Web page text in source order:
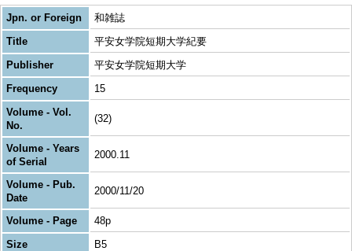
Jpn. or Foreign
和雑誌
Title
平安女学院短期大学紀要
Publisher
平安女学院短期大学
Frequency
15
Volume - Vol.
No.
(32)
Volume - Years
of Serial
2000.11
Volume - Pub.
Date
2000/11/20
Volume - Page
48p
Size
B5